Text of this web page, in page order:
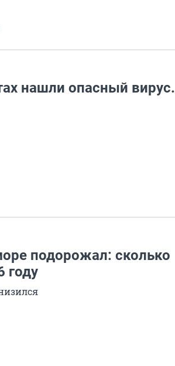
нашли опасный вирус.
подорожал: сколько
году